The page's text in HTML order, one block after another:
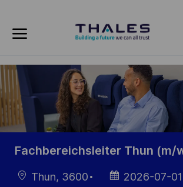
-
Fachbereichsleiter Thun (m/
LocationThun, 3600
Posted2026-07-01